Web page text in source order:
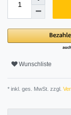
Wunschliste
* inkl. ges. MwSt. zzgl.